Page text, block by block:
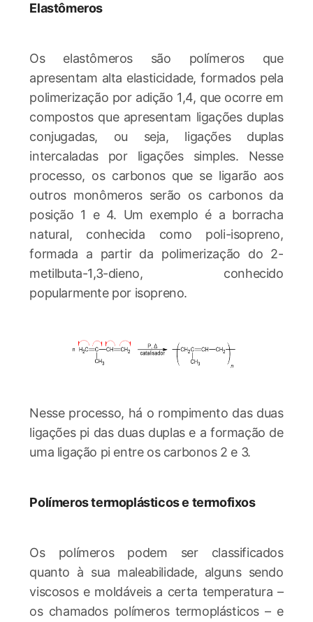
Elastômeros
Os elastômeros são polímeros que
apresentam alta elasticidade, formados pela
polimerização por adição 1,4, que ocorre em
compostos que apresentam ligações duplas
conjugadas, ou seja, ligações duplas
intercaladas por ligações simples. Nesse
processo, os carbonos que se ligarão aos
outros monômeros serão os carbonos da
posição 1 e 4. Um exemplo é a borracha
natural, conhecida como poli-isopreno,
formada a partir da polimerização do 2-
metilbuta-1,3-dieno, conhecido
popularmente por isopreno.
Nesse processo, há o rompimento das duas
ligações pi das duas duplas e a formação de
uma ligação pi entre os carbonos 2 e 3.
Polímeros termoplásticos e termofixos
Os polímeros podem ser classificados
quanto à sua maleabilidade, alguns sendo
viscosos e moldáveis a certa temperatura –
os chamados polímeros termoplásticos – e